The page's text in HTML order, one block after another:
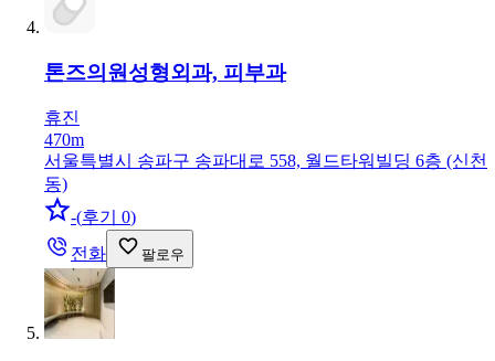
톤즈의원 성형외과, 피부과
휴진
470m
서울특별시 송파구 송파대로 558, 월드타워빌딩 6층 (신천
동)
-(후기 0)
전화
팔로우